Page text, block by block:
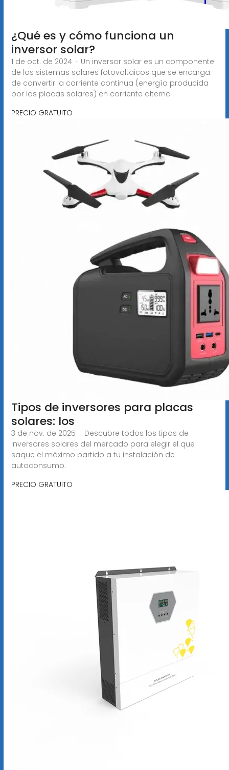
¿Qué es y cómo funciona un
inversor solar?
1 de oct. de 2024 · Un inversor solar es un componente
de los sistemas solares fotovoltaicos que se encarga
de convertir la corriente continua (energía producida
por las placas solares) en corriente alterna
PRECIO GRATUITO
Tipos de inversores para placas
solares: los
3 de nov. de 2025 · Descubre todos los tipos de
inversores solares del mercado para elegir el que
saque el máximo partido a tu instalación de
autoconsumo.
PRECIO GRATUITO